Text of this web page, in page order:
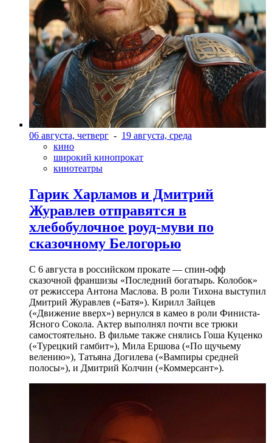
06 августа, четверг - 19 августа, среда
кино
широкий кинопрокат
кинотеатры
Гарик Харламов и Дмитрий
Журавлев отправятся в
хлебобулочное роуд-муви по
сказочному Белогорью
С 6 августа в российском прокате — спин-офф
сказочной франшизы «Последний богатырь. Колобок»
от режиссера Антона Маслова. В роли Тихона выступил
Дмитрий Журавлев («Батя»). Кирилл Зайцев
(«Движение вверх») вернулся в камео в роли Финиста-
Ясного Сокола. Актер выполнял почти все трюки
самостоятельно. В фильме также снялись Гоша Куценко
(«Турецкий гамбит»), Мила Ершова («По щучьему
велению»), Татьяна Догилева («Вампиры средней
полосы»), и Дмитрий Колчин («Коммерсант»).